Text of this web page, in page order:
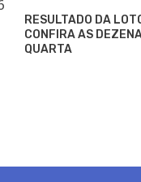
RESULTADO DA
CONFIRA AS
QUARTA